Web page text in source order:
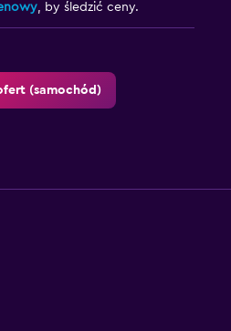
, by śledzić ceny.
(samochód)